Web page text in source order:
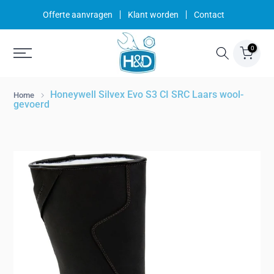
Offerte aanvragen Klant worden Contact
0
Home
Honeywell Silvex Evo S3 CI SRC Laars wool-
gevoerd